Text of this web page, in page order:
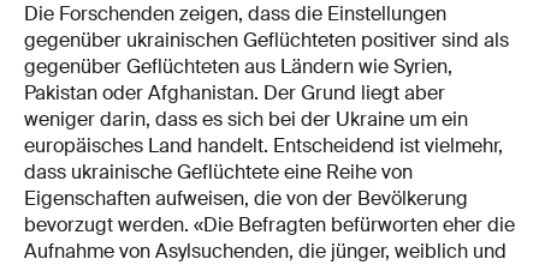
Die Forschenden zeigen, dass die Einstellungen
gegenüber ukrainischen Geflüchteten positiver sind als
gegenüber Geflüchteten aus Ländern wie Syrien,
Pakistan oder Afghanistan. Der Grund liegt aber
weniger darin, dass es sich bei der Ukraine um ein
europäisches Land handelt. Entscheidend ist vielmehr,
dass ukrainische Geflüchtete eine Reihe von
Eigenschaften aufweisen, die von der Bevölkerung
bevorzugt werden. «Die Befragten befürworten eher die
Aufnahme von Asylsuchenden, die jünger, weiblich und